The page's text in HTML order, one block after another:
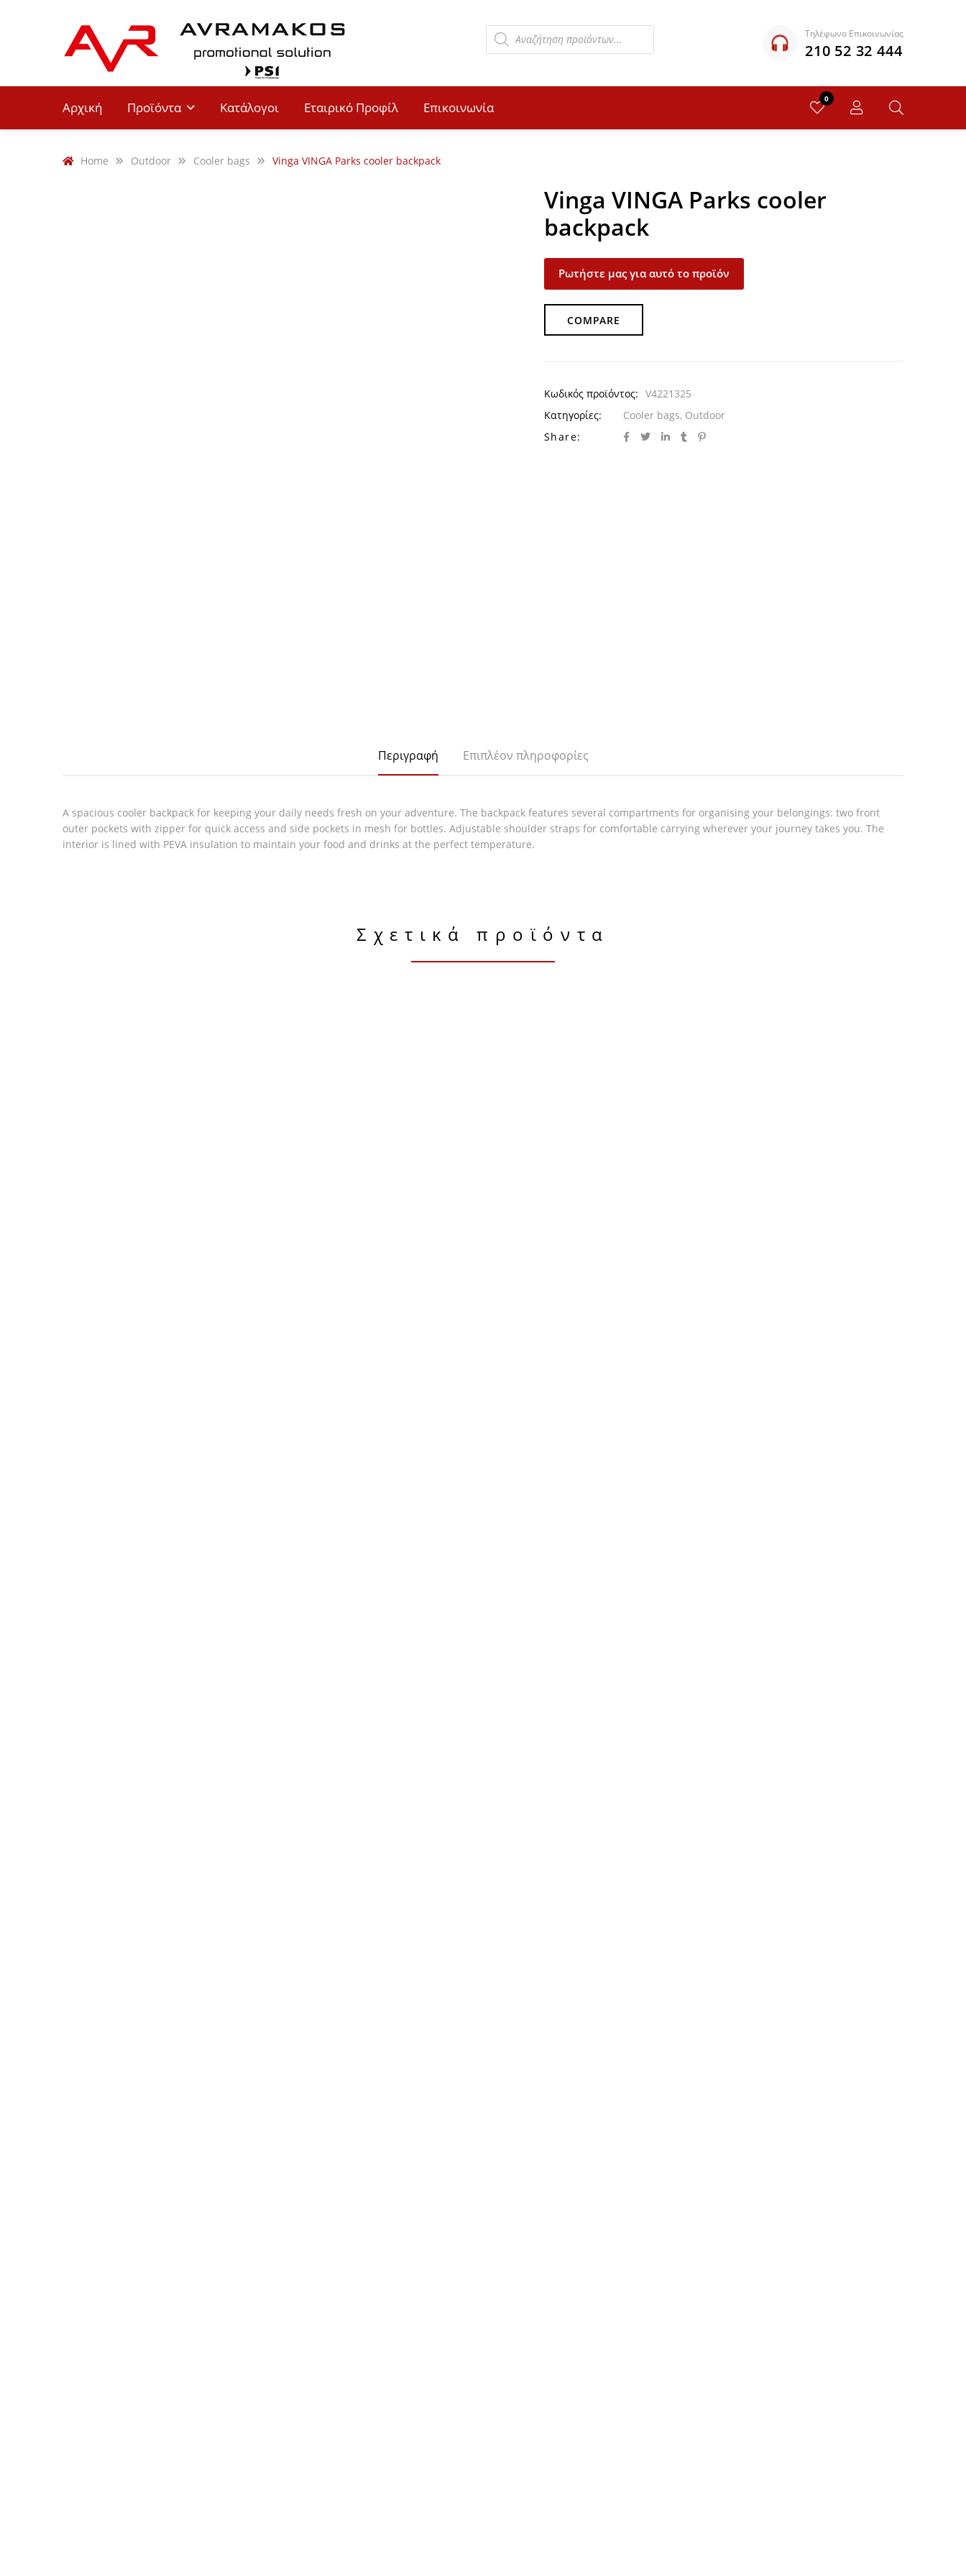
Τηλέφωνο Επικοινωνίας
210 52 32 444
Αρχική Προϊόντα Κατάλογοι Εταιρικό Προφίλ Επικοινωνία
0
Home Outdoor Cooler bags Vinga VINGA Parks cooler backpack
Vinga VINGA Parks cooler
backpack
Ρωτήστε μας για αυτό το προϊόν
COMPARE
Κωδικός προϊόντος: V4221325
Κατηγορίες:
Cooler bags, Outdoor
Share:
Περιγραφή Επιπλέον πληροφορίες
A spacious cooler backpack for keeping your daily needs fresh on your adventure. The backpack features several compartments for organising your belongings: two front
outer pockets with zipper for quick access and side pockets in mesh for bottles. Adjustable shoulder straps for comfortable carrying wherever your journey takes you. The
interior is lined with PEVA insulation to maintain your food and drinks at the perfect temperature.
Σχετικά προϊόντα